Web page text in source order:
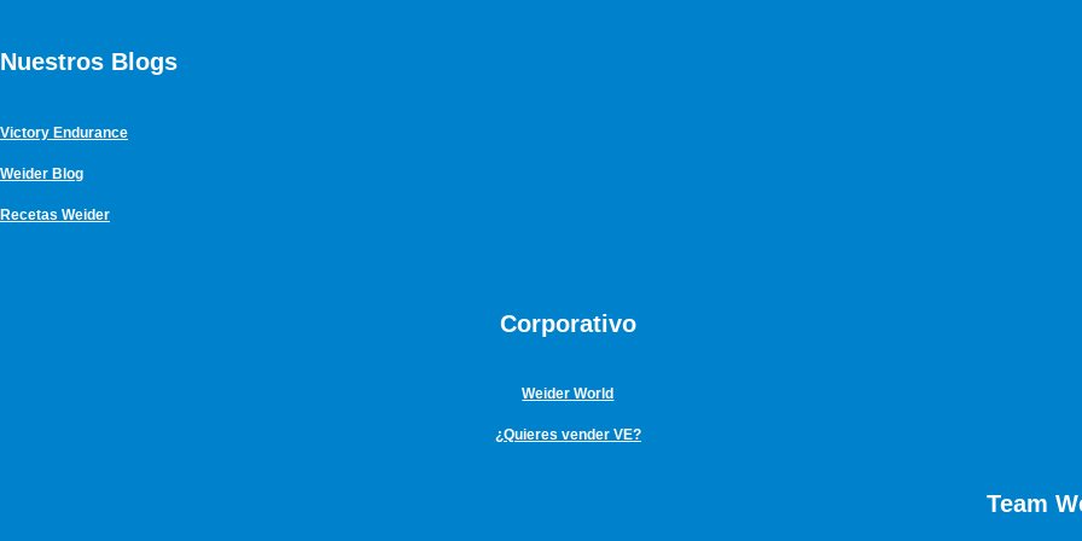
Nuestros Blogs
Victory Endurance
Weider Blog
Recetas Weider
Corporativo
Weider World
¿Quieres vender VE?
Team